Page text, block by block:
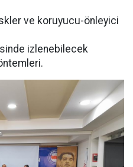
ve koruyucu-önleyici
izlenebilecek